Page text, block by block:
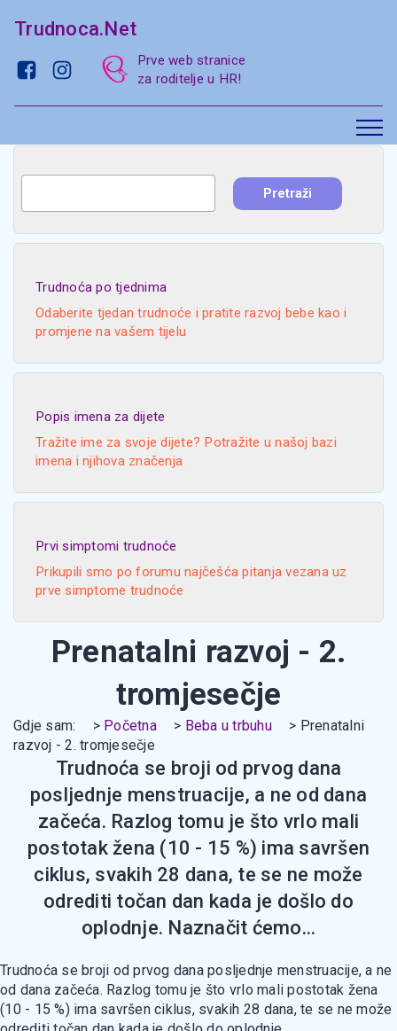
Trudnoca.Net
Prve web stranice
za roditelje u HR!
Trudnoća po tjednima
Odaberite tjedan trudnoće i pratite razvoj bebe kao i
promjene na vašem tijelu
Popis imena za dijete
Tražite ime za svoje dijete? Potražite u našoj bazi
imena i njihova značenja
Prvi simptomi trudnoće
Prikupili smo po forumu najčešća pitanja vezana uz
prve simptome trudnoće
Prenatalni razvoj - 2.
tromjesečje
Gdje sam: Početna Beba u trbuhu
Prenatalni
razvoj - 2. tromjesečje
Trudnoća se broji od prvog dana
posljednje menstruacije, a ne od dana
začeća. Razlog tomu je što vrlo mali
postotak žena (10 - 15 %) ima savršen
ciklus, svakih 28 dana, te se ne može
odrediti točan dan kada je došlo do
oplodnje. Naznačit ćemo...
Trudnoća se broji od prvog dana posljednje menstruacije, a ne
od dana začeća. Razlog tomu je što vrlo mali postotak žena
(10 - 15 %) ima savršen ciklus, svakih 28 dana, te se ne može